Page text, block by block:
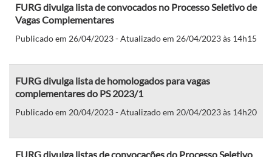
FURG divulga lista de convocados no Processo Seletivo de
Vagas Complementares
Publicado em 26/04/2023 - Atualizado em 26/04/2023 às 14h15
FURG divulga lista de homologados para vagas
complementares do PS 2023/1
Publicado em 20/04/2023 - Atualizado em 20/04/2023 às 14h20
FURG divulga listas de convocações do Processo Seletivo